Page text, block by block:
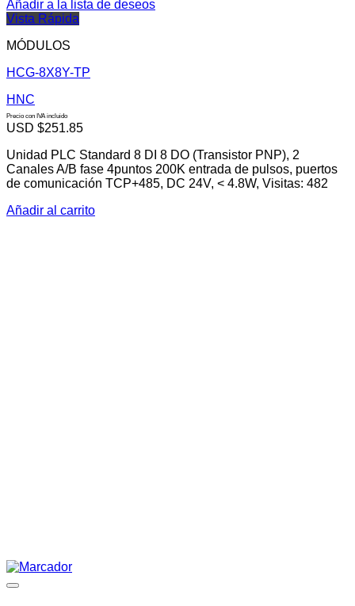
Añadir a la lista de deseos
Vista Rápida
MÓDULOS
HCG-8X8Y-TP
HNC
Precio con IVA incluido
USD $251.85
Unidad PLC Standard 8 DI 8 DO (Transistor PNP), 2
Canales A/B fase 4puntos 200K entrada de pulsos, puertos
de comunicación TCP+485, DC 24V, < 4.8W, Visitas: 482
Añadir al carrito